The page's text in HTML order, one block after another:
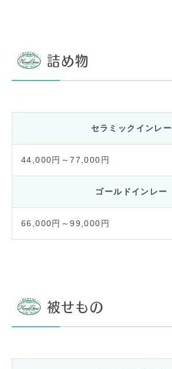
詰め物
セラミックインレー
44,000円～77,000円
ゴールドインレー
66,000円～99,000円
被せもの